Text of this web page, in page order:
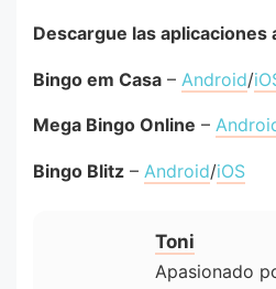
Descargue las aplicaciones
Bingo em Casa – Android/
Mega Bingo Online –
Bingo Blitz – Android/iOS
Toni
Apasionado